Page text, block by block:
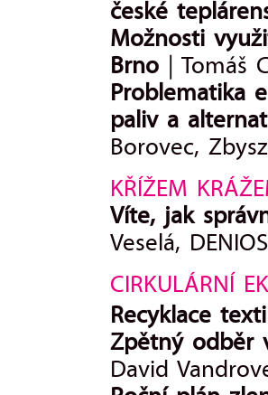
české
Možnosti
Brno| Tomáš
Problematika
paliv a
Borovec,
KŘÍŽEM
Víte, jak
Veselá,
CIRKULÁRNÍ
Recyklace
Zpětný odběr
David